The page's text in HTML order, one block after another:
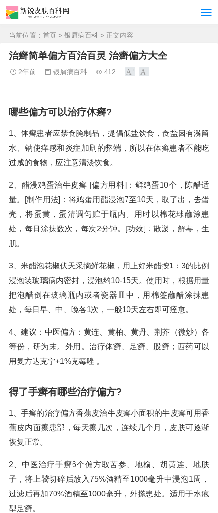
当前位置： 首页 > 银屑病百科 > 正文内容
治癣简单偏方百治百灵 治癣偏方大全
2年前 银屑病百科 412
哪些偏方可以治疗体癣?
1、体癣患者应禁食腌制品，提倡低盐饮食，食盐因有漪留
水、钠使痒感和炎症加剧的弊端，所以在体癣患者不能吃
过咸的食物，应注意清淡饮食。
2、醋浸鸡蛋治牛皮癣 [偏方用料]：鲜鸡蛋10个，陈醋适
量。[制作用法]：将鸡蛋用醋浸泡7至10天，取了出，去蛋
壳，将蛋黄，蛋清调匀贮于瓶内。用时以棉花球蘸涂患
处，每日涂抺数次，每次2分钟。[功效]：散淤，解毒，生
肌。
3、米醋泡花椒伏天采摘鲜花椒，用上好米醋按1：3的比例
浸泡装玻璃病内密封，浸泡约10-15天。使用时，根据用量
把泡醋倒在玻璃瓶内或者瓷器皿中，用棉签蘸醋涂抹患
处，每日早、中、晚各1次，一般10天左右即可痊愈。
4、建议：中医偏方：黄连、黄柏、黄丹、荆芥（微炒）各
等份，研为末。外用。治疗体癣、足癣、股癣；西药可以
用复方达克宁+1%克霉唑 。
得了手癣有哪些治疗偏方?
1、手癣的治疗偏方香蕉皮治牛皮癣小面积的牛皮癣可用香
蕉皮内面擦患部，每天擦几次，连续几个月，皮肤可逐渐
恢复正常。
2、中医治疗手癣6个偏方取苦参、地榆、胡黄连、地肤
子，将上饕切碎后放入75%酒精至1000毫升中浸泡1周，
过滤后再加70%酒精至1000毫升，外搽患处。适用于水疱
型足癣。